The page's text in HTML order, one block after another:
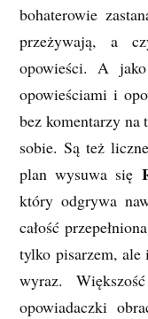
bohaterowie
przeżywają, a
opowieści. A
opowieściami i
bez komentarzy na
sobie. Są też
plan wysuwa się
który odgrywa
całość
tylko pisarzem, ale
wyraz.
opowiadaczki